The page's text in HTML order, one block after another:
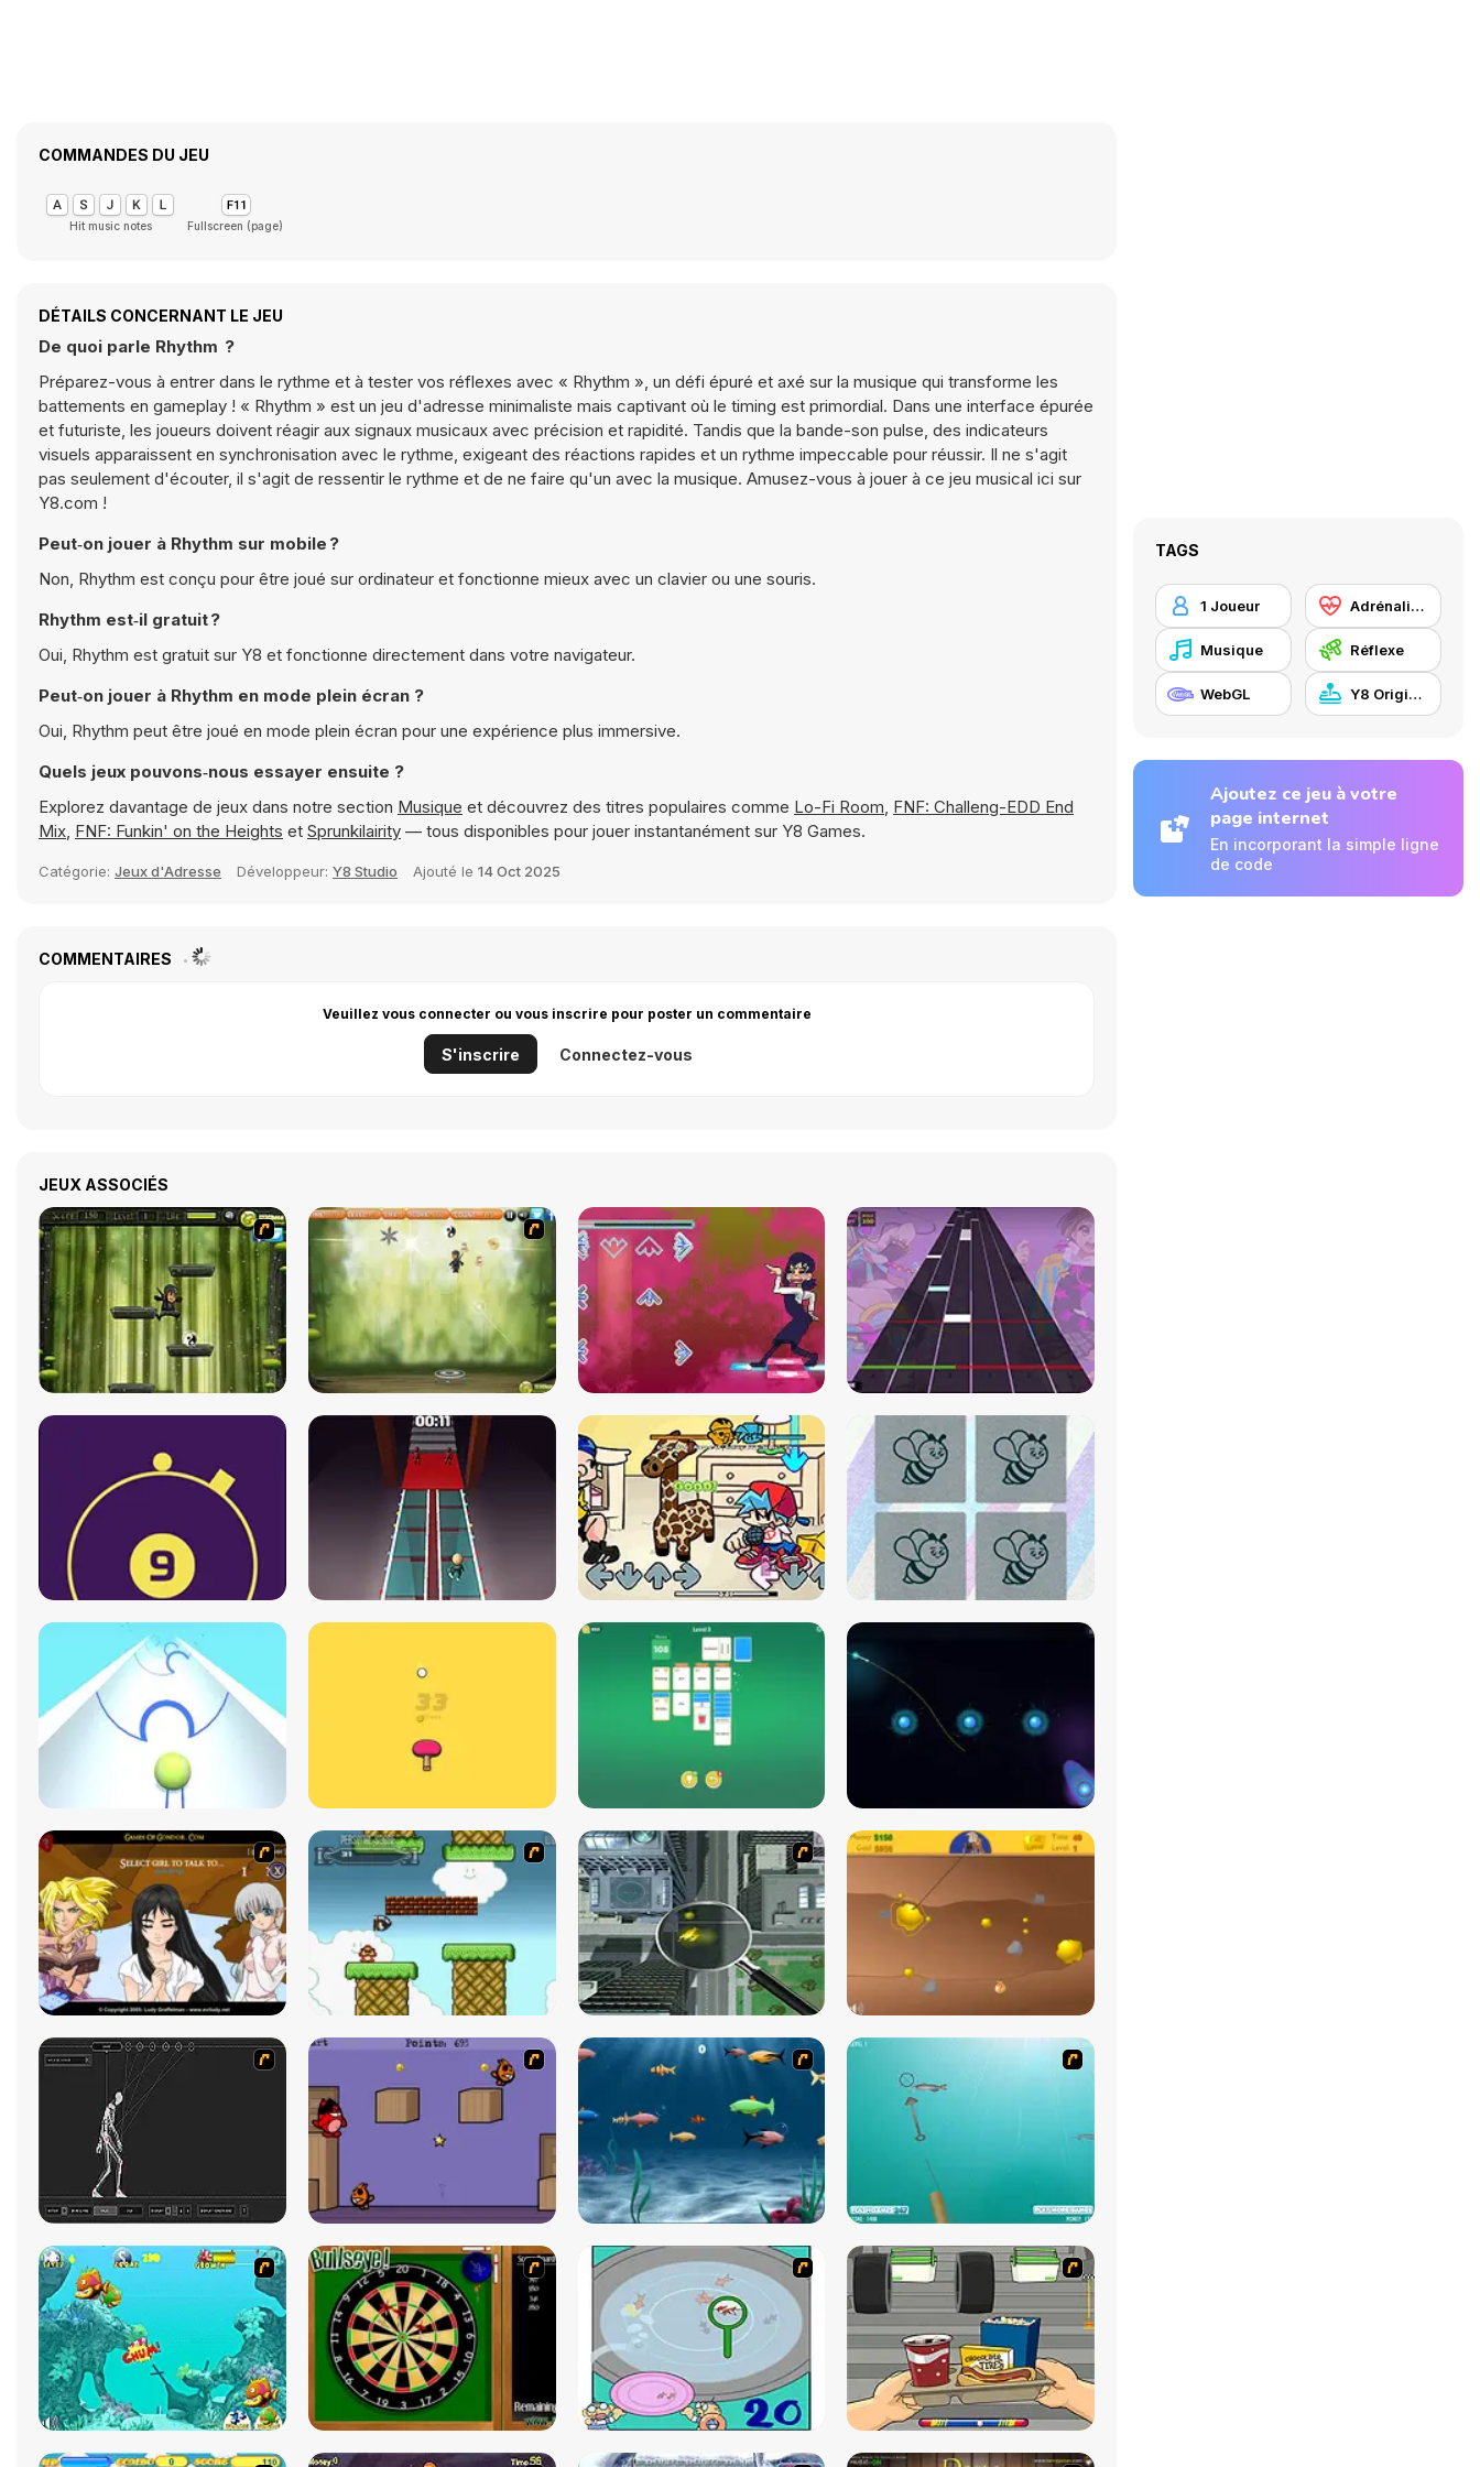
COMMANDES DU JEU
Hit music notes Fullscreen (page)
DÉTAILS CONCERNANT LE JEU
De quoi parle Rhythm ?
Préparez-vous à entrer dans le rythme et à tester vos réflexes avec « Rhythm », un défi épuré et axé sur la musique qui transforme les
battements en gameplay ! « Rhythm » est un jeu d'adresse minimaliste mais captivant où le timing est primordial. Dans une interface épurée
et futuriste, les joueurs doivent réagir aux signaux musicaux avec précision et rapidité. Tandis que la bande-son pulse, des indicateurs
visuels apparaissent en synchronisation avec le rythme, exigeant des réactions rapides et un rythme impeccable pour réussir. Il ne s'agit
pas seulement d'écouter, il s'agit de ressentir le rythme et de ne faire qu'un avec la musique. Amusez-vous à jouer à ce jeu musical ici sur
Y8.com !
Peut‑on jouer à Rhythm sur mobile ?
Non, Rhythm est conçu pour être joué sur ordinateur et fonctionne mieux avec un clavier ou une souris.
Rhythm est‑il gratuit ?
Oui, Rhythm est gratuit sur Y8 et fonctionne directement dans votre navigateur.
Peut‑on jouer à Rhythm en mode plein écran ?
Oui, Rhythm peut être joué en mode plein écran pour une expérience plus immersive.
Quels jeux pouvons‑nous essayer ensuite ?
Explorez davantage de jeux dans notre section Musique et découvrez des titres populaires comme Lo-Fi Room, FNF: Challeng-EDD End
Mix, FNF: Funkin' on the Heights et Sprunkilairity — tous disponibles pour jouer instantanément sur Y8 Games.
Catégorie: Jeux d'Adresse Développeur: Y8 Studio Ajouté le 14 Oct 2025
COMMENTAIRES
Veuillez vous connecter ou vous inscrire pour poster un commentaire
S'inscrire Connectez-vous
JEUX ASSOCIÉS
TAGS
1 Joueur Adrénaline
Musique Réflexe
WebGL Y8 Originals
Ajoutez ce jeu à votre
page internet
En incorporant la simple ligne
de code